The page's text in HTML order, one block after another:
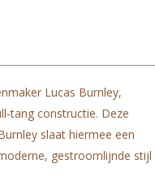
Lucas Burnley,
tang constructie. Deze
slaat hiermee een
gestroomlijnde stijl